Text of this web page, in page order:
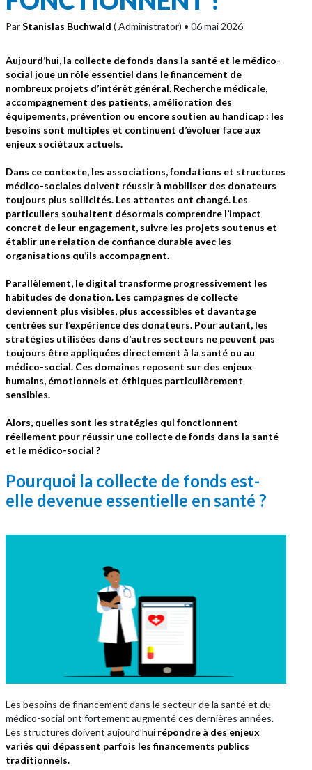
ParStanislas Buchwald ( Administrator) • 06 mai 2026
Aujourd’hui, la collecte de fonds dans la santé et le médico-
social joue un rôle essentiel dans le financement de
nombreux projets d’intérêt général. Recherche médicale,
accompagnement des patients, amélioration des
équipements, prévention ou encore soutien au handicap : les
besoins sont multiples et continuent d’évoluer face aux
enjeux sociétaux actuels.
Dans ce contexte, les associations, fondations et structures
médico-sociales doivent réussir à mobiliser des donateurs
toujours plus sollicités. Les attentes ont changé. Les
particuliers souhaitent désormais comprendre l’impact
concret de leur engagement, suivre les projets soutenus et
établir une relation de confiance durable avec les
organisations qu’ils accompagnent.
Parallèlement, le digital transforme progressivement les
habitudes de donation. Les campagnes de collecte
deviennent plus visibles, plus accessibles et davantage
centrées sur l’expérience des donateurs. Pour autant, les
stratégies utilisées dans d’autres secteurs ne peuvent pas
toujours être appliquées directement à la santé ou au
médico-social. Ces domaines reposent sur des enjeux
humains, émotionnels et éthiques particulièrement
sensibles.
Alors, quelles sont les stratégies qui fonctionnent
réellement pour réussir une collecte de fonds dans la santé
et le médico-social ?
Pourquoi la collecte de fonds est-
elle devenue essentielle en santé ?
Les besoins de financement dans le secteur de la santé et du
médico-social ont fortement augmenté ces dernières années.
Les structures doivent aujourd’hui répondre à des enjeux
variés qui dépassent parfois les financements publics
traditionnels.